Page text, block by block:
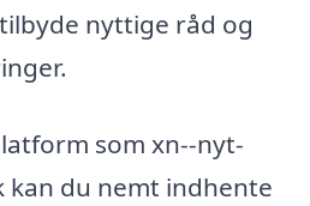
nyttige råd og
som xn--nyt-
kan du nemt indhente